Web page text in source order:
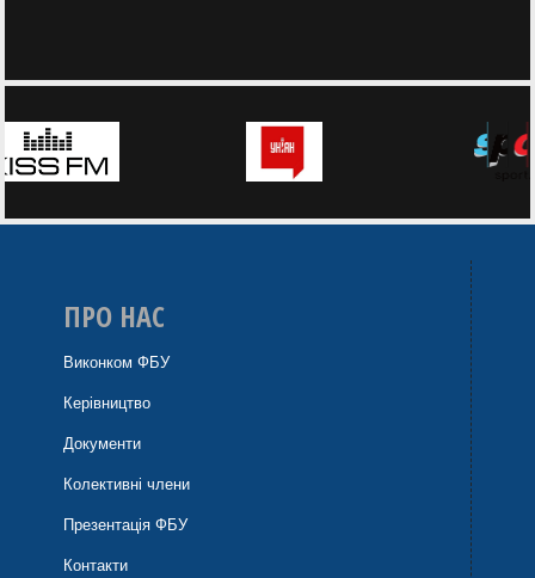
ПРО НАС
Виконком ФБУ
Керівництво
Документи
Колективні члени
Презентація ФБУ
Контакти